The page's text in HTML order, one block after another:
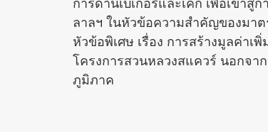
ลาลฯ ในหัวข้อความสำคัญของมา
หัวข้อพิเศษ เรื่อง การสร้างมูลค่า
โครงการสวนหลวงสแควร์ นอกจา
ภูมิภาค